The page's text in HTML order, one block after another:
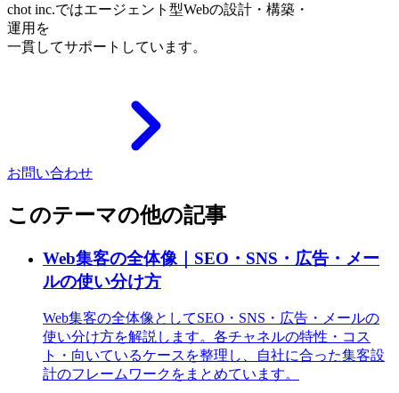
chot inc.ではエージェント型Webの設計・構築・
運用を
一貫してサポートしています。
お問い合わせ
このテーマの他の記事
Web集客の全体像｜SEO・SNS・広告・メー
ルの使い分け方
Web集客の全体像としてSEO・SNS・広告・メールの
使い分け方を解説します。各チャネルの特性・コス
ト・向いているケースを整理し、自社に合った集客設
計のフレームワークをまとめています。